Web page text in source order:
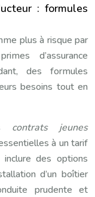
: formules
plus à risque par
d’assurance
des formules
besoins tout en
contrats jeunes
à un tarif
des options
d’un boîtier
prudente et